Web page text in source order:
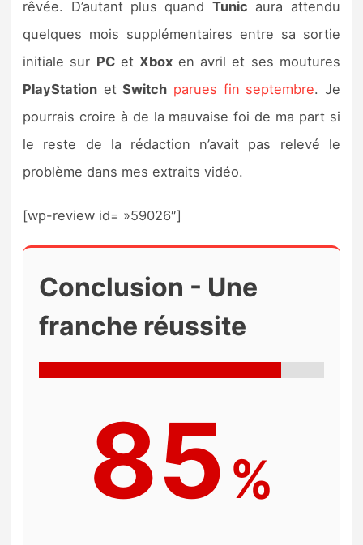
rêvée. D’autant plus quand Tunic aura attendu
quelques mois supplémentaires entre sa sortie
initiale sur PCet Xboxen avril et ses moutures
PlayStation etSwitch parues fin septembre. Je
pourrais croire à de la mauvaise foi de ma part si
le reste de la rédaction n’avait pas relevé le
problème dans mes extraits vidéo.
[wp-review id= »59026″]
Conclusion - Une
franche réussite
85 %